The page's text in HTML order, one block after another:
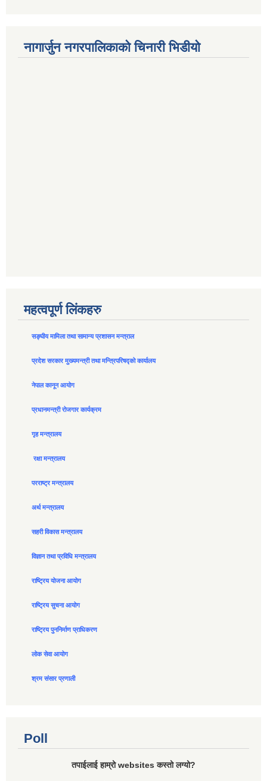
नागार्जुन नगरपालिकाको चिनारी भिडीयो
महत्वपूर्ण लिंकहरु
सङ्घीय मामिला तथा सामान्य प्रशासन मन्त्राल
प्रदेश सरकार मुख्यमन्त्री तथा मन्त्रिपरिषद्को कार्यालय
नेपाल कानून आयोग
प्रधानमन्त्री रोजगार कार्यक्रम
गृह मन्त्रालय
रक्षा मन्त्रालय
परराष्ट्र मन्त्रालय
अर्थ मन्त्रालय
सहरी विकास मन्त्रालय
विज्ञान तथा प्रविधि मन्त्रालय
राष्ट्रिय योजना आयोग
राष्ट्रिय सुचना आयोग
राष्ट्रिय पुननिर्माण प्राधिकरण
लोक सेवा आयोग
श्रम संसार प्रणाली
Poll
तपाईलाई हाम्रो websites कस्तो लग्यो?